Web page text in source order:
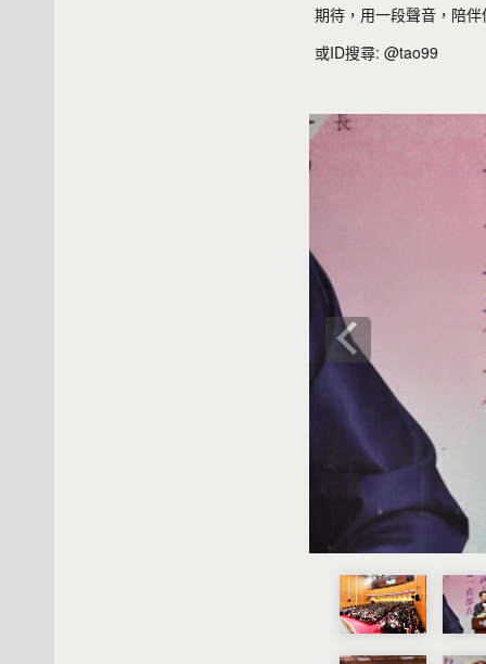
期待，用一段聲音，陪
或ID搜尋: @tao99